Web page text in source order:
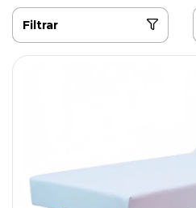
Filtrar